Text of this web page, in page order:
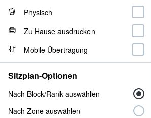
Physisch
Zu Hause ausdrucken
Mobile Übertragung
Sitzplan-Optionen
Nach Block/Rank auswählen
Nach Zone auswählen